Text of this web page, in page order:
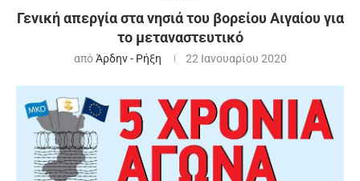
Γενική απεργία στα νησιά του βορείου Αιγαίου για
το μεταναστευτικό
απόΆρδην - Ρήξη 22 Ιανουαρίου 2020